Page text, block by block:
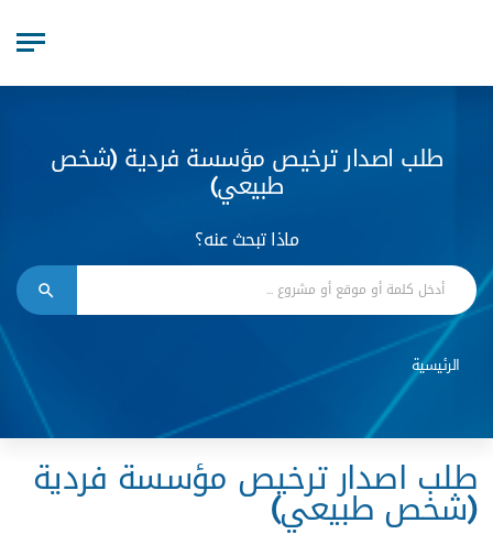
طلب اصدار ترخيص مؤسسة فردية (شخص
طبيعي)
ماذا تبحث عنه؟
الرئيسية
طلب اصدار ترخيص مؤسسة فردية
(شخص طبيعي)